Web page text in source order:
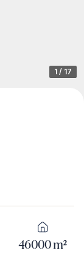
1 / 17
46000m²